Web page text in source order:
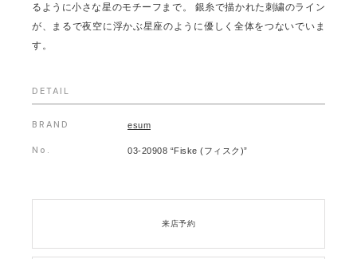
るように小さな星のモチーフまで。 銀糸で描かれた刺繍のライン
が、まるで夜空に浮かぶ星座のように優しく全体をつないでいま
す。
DETAIL
BRAND esum
No. 03-20908 “Fiske (フィスク)”
来店予約